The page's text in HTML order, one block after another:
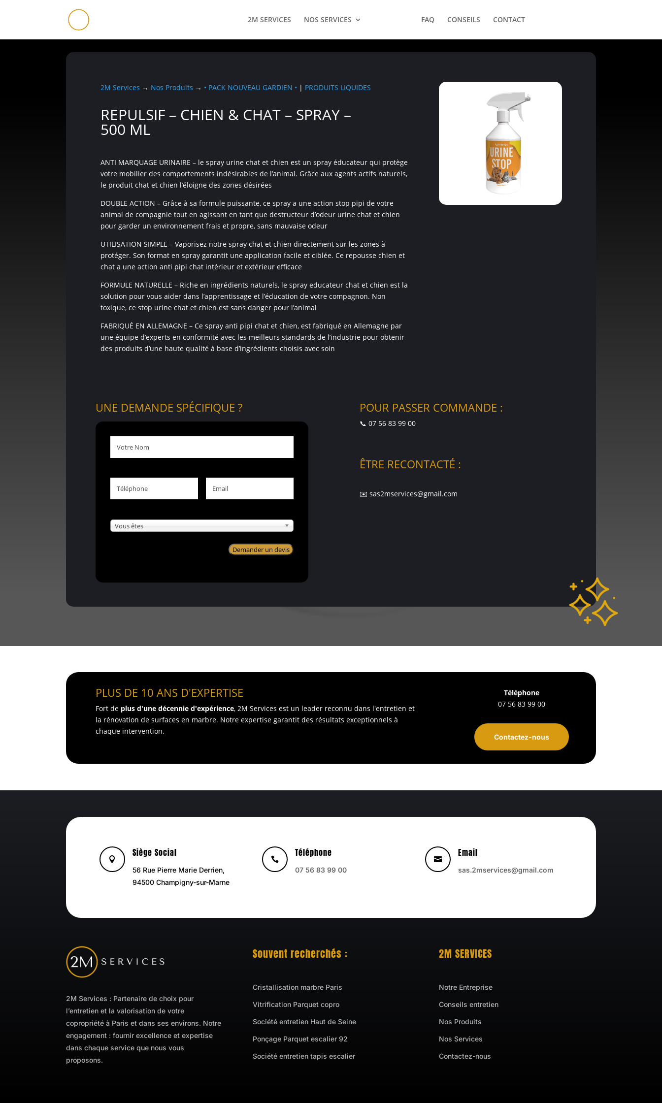
2M SERVICES NOS SERVICES FAQ CONSEILS CONTACT
2M Services → Nos Produits → • PACK NOUVEAU GARDIEN • | PRODUITS LIQUIDES
REPULSIF – CHIEN & CHAT – SPRAY –
500 ML
ANTI MARQUAGE URINAIRE – le spray urine chat et chien est un spray éducateur qui protège
votre mobilier des comportements indésirables de l’animal. Grâce aux agents actifs naturels,
le produit chat et chien l’éloigne des zones désirées
DOUBLE ACTION – Grâce à sa formule puissante, ce spray a une action stop pipi de votre
animal de compagnie tout en agissant en tant que destructeur d’odeur urine chat et chien
pour garder un environnement frais et propre, sans mauvaise odeur
UTILISATION SIMPLE – Vaporisez notre spray chat et chien directement sur les zones à
protéger. Son format en spray garantit une application facile et ciblée. Ce repousse chien et
chat a une action anti pipi chat intérieur et extérieur efficace
FORMULE NATURELLE – Riche en ingrédients naturels, le spray educateur chat et chien est la
solution pour vous aider dans l’apprentissage et l’éducation de votre compagnon. Non
toxique, ce stop urine chat et chien est sans danger pour l’animal
FABRIQUÉ EN ALLEMAGNE – Ce spray anti pipi chat et chien, est fabriqué en Allemagne par
une équipe d’experts en conformité avec les meilleurs standards de l’industrie pour obtenir
des produits d’une haute qualité à base d’ingrédients choisis avec soin
UNE DEMANDE SPÉCIFIQUE ?
Nom
Vous
êtes
Vous êtes
POUR PASSER COMMANDE :
📞 07 56 83 99 00
ÊTRE RECONTACTÉ :
✉️ sas2mservices@gmail.com
PLUS DE 10 ANS D'EXPERTISE
Fort de plus d'une décennie d'expérience, 2M Services est un leader reconnu dans l'entretien et
la rénovation de surfaces en marbre. Notre expertise garantit des résultats exceptionnels à
chaque intervention.
Téléphone
07 56 83 99 00
Contactez-nous

Siège Social
56 Rue Pierre Marie Derrien,
94500 Champigny-sur-Marne

Téléphone
07 56 83 99 00

Email
sas.2mservices@gmail.com
2M Services : Partenaire de choix pour
l’entretien et la valorisation de votre
copropriété à Paris et dans ses environs. Notre
engagement : fournir excellence et expertise
dans chaque service que nous vous
proposons.
Souvent recherchés :
Cristallisation marbre Paris
Vitrification Parquet copro
Société entretien Haut de Seine
Ponçage Parquet escalier 92
Société entretien tapis escalier
2M SERVICES
Notre Entreprise
Conseils entretien
Nos Produits
Nos Services
Contactez-nous